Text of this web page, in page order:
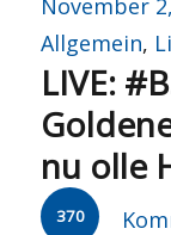
am
Allgemein,
LIVE:
nu olle
370